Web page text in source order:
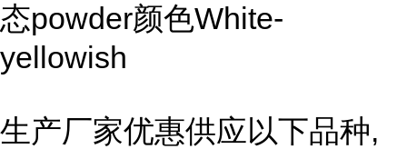
态powder颜色White-
yellowish
生产厂家优惠供应以下品种,